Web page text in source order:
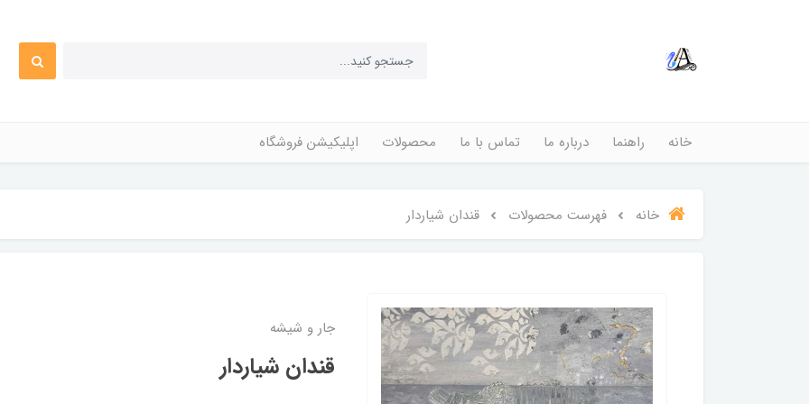
خانه راهنما درباره ما تماس با ما محصولات اپلیکیشن فروشگاه
خانه فهرست محصولات قندان شیاردار
جار و شیشه
قندان شیاردار